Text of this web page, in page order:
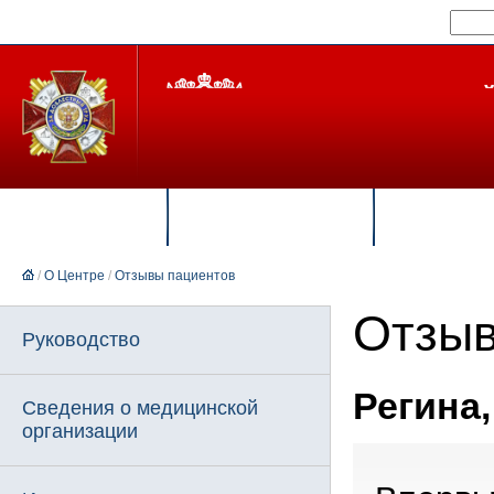
/ О Центре / Отзывы пациентов
Руководство
Сведения о медицинской
организации